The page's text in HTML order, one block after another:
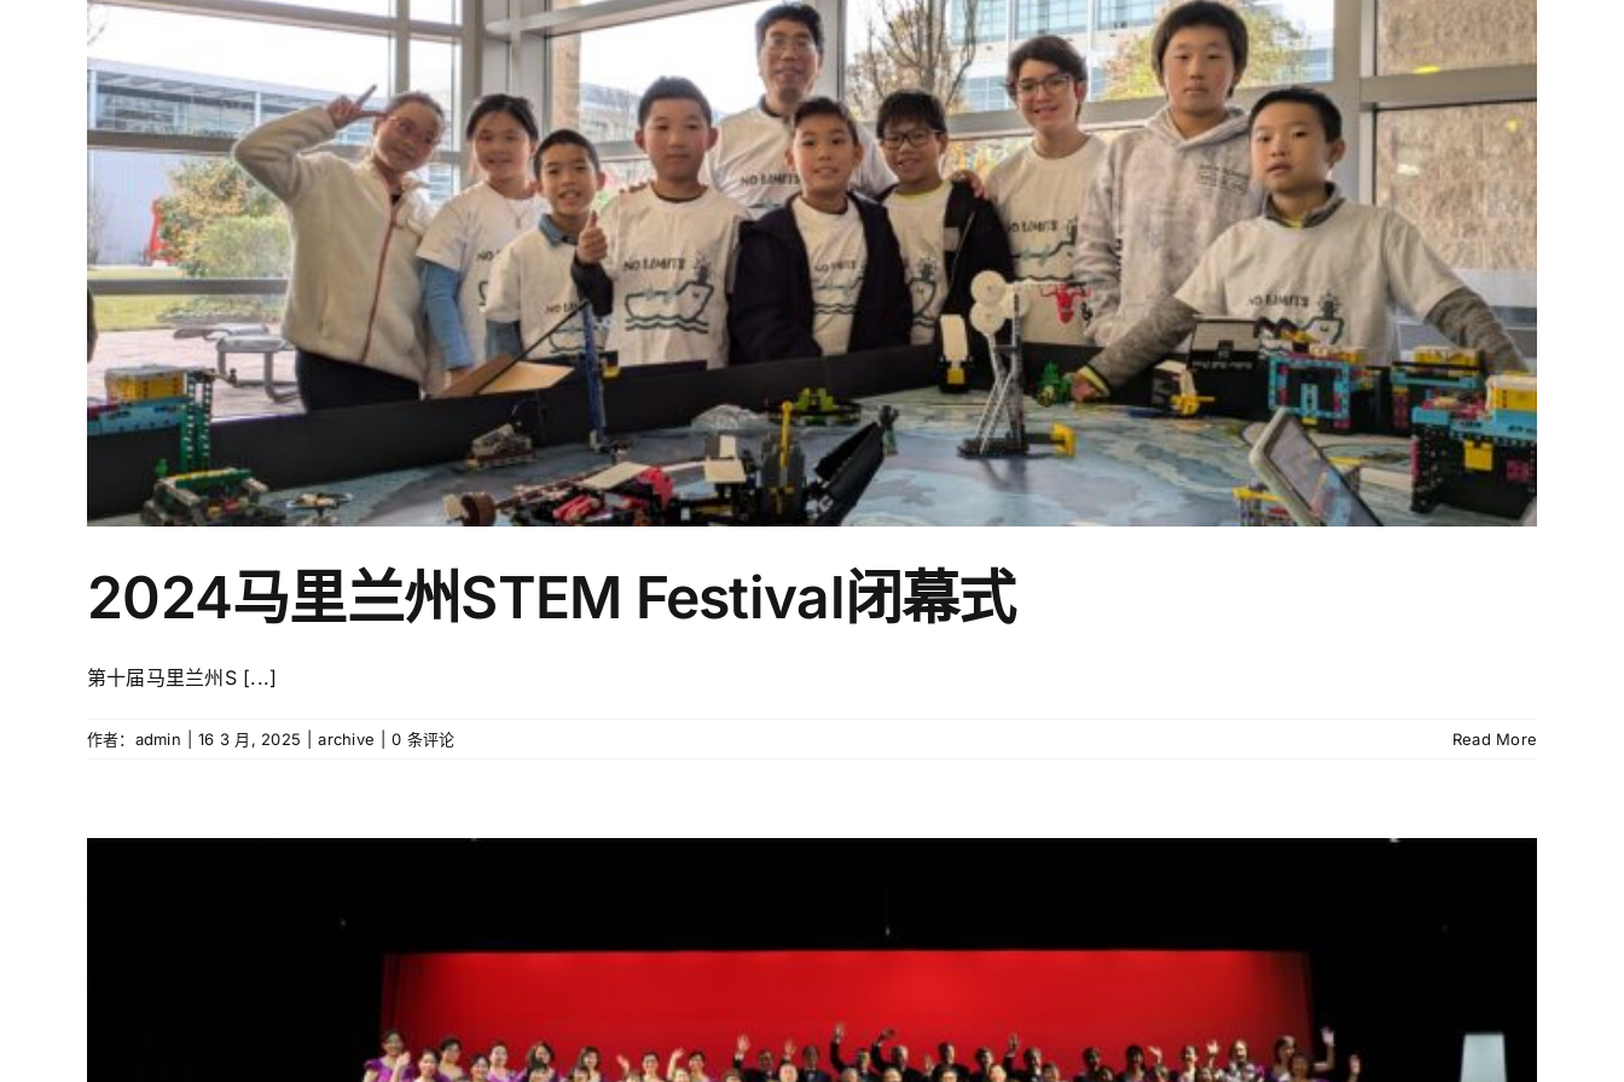
2024马里兰州STEM Festival闭幕式
第十届马里兰州S [...]
作者： admin 16 3 月, 2025 archive 0 条评论 Read More